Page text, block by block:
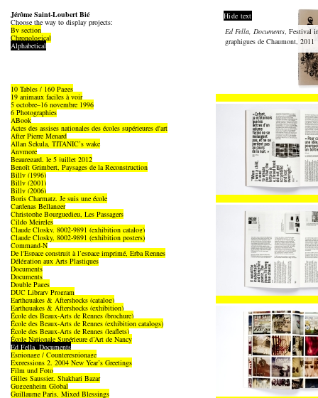
Jérôme Saint-Loubert Bié
Choose the way to display projects:
By section
Chronological
Alphabetical
10 Tables / 160 Pages
19 animaux faciles à voir
5 octobre–16 novembre 1996
6 Photographies
ABook
Actes des assises nationales des écoles supérieures d'art
After Pierre Menard
Allan Sekula, TITANIC’s wake
Anymore
Beauregard, le 5 juillet 2012
Benoît Grimbert, Paysages de la Reconstruction
Billy (1996)
Billy (2001)
Billy (2006)
Boris Charmatz, Je suis une école
Cardenas Bellanger
Christophe Bourguedieu, Les Passagers
Cildo Meireles
Claude Closky, 8002-9891 (exhibition catalog)
Claude Closky, 8002-9891 (exhibition posters)
Command-N
De l'Espace construit à l’espace imprimé, Erba Rennes
Délégation aux Arts Plastiques
Documents
Documents
Double Pages
DUC Library Program
Earthquakes & Aftershocks (catalog)
Earthquakes & Aftershocks (exhibition)
École des Beaux-Arts de Rennes (brochure)
École des Beaux-Arts de Rennes (exhibition catalogs)
École des Beaux-Arts de Rennes (leaflets)
École Nationale Supérieure d’Art de Nancy
Ed Fella, Documents
Espionage / Counterespionage
Expressions 2, 2004 New Year’s Greetings
Film und Foto
Gilles Saussier, Shakhari Bazar
Guggenheim Global
Guillaume Paris, Mixed Blessings
Hide text
Ed Fella, Documents, Festival
graphigues de Chaumont, 2011